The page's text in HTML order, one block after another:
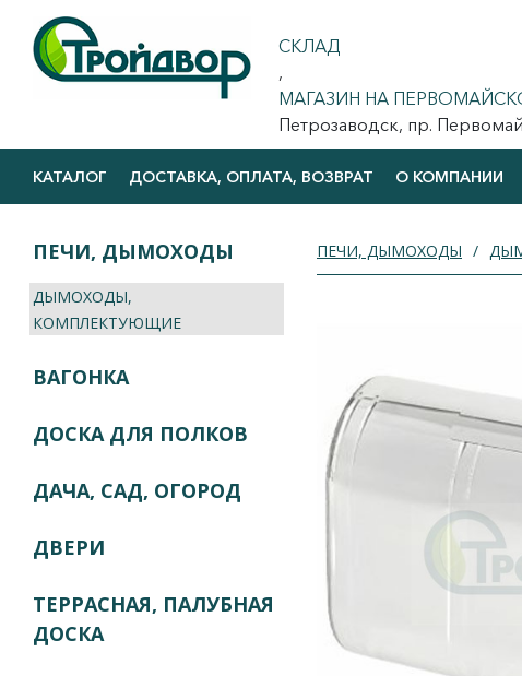
СКЛАД
,
МАГАЗИН НА
Петрозаводск, пр.
КАТАЛОГ ДОСТАВКА, ОПЛАТА, ВОЗВРАТ О КОМПАНИИ
ПЕЧИ, ДЫМОХОДЫ
ДЫМОХОДЫ,
КОМПЛЕКТУЮЩИЕ
ВАГОНКА
ДОСКА ДЛЯ ПОЛКОВ
ДАЧА, САД, ОГОРОД
ДВЕРИ
ТЕРРАСНАЯ, ПАЛУБНАЯ
ДОСКА
ПЕЧИ, ДЫМОХОДЫ